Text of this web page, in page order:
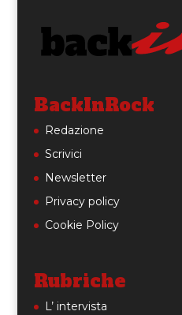
BackInRock
Redazione
Scrivici
Newsletter
Privacy policy
Cookie Policy
Rubriche
L’ intervista